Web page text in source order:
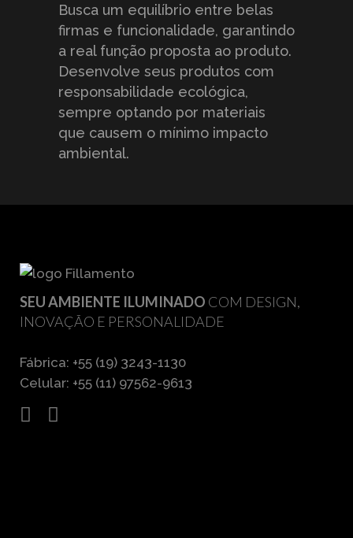
Busca um equilíbrio entre belas
firmas e funcionalidade, garantindo
a real função proposta ao produto.
Desenvolve seus produtos com
responsabilidade ecológica,
sempre optando por materiais
que causem o mínimo impacto
ambiental.
SEU AMBIENTE ILUMINADO COM DESIGN,
INOVAÇÃO E PERSONALIDADE
Fábrica: +55 (19) 3243-1130
Celular: +55 (11) 97562-9613